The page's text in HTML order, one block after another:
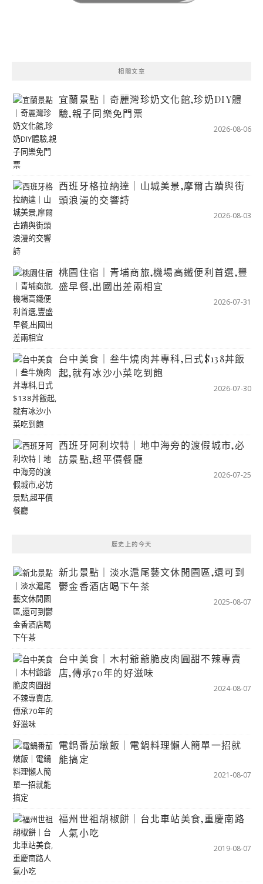
相關文章
宜蘭景點｜奇麗灣珍奶文化館,珍奶DIY體
驗,親子同樂免門票
2026-08-06
西班牙格拉納達｜山城美景,摩爾古蹟與街
頭浪漫的交響詩
2026-08-03
桃園住宿｜青埔商旅,機場高鐵便利首選,豐
盛早餐,出國出差兩相宜
2026-07-31
台中美食｜叁牛燒肉丼專科,日式$138丼飯
起,就有冰沙小菜吃到飽
2026-07-30
西班牙阿利坎特｜地中海旁的渡假城市,必
訪景點,超平價餐廳
2026-07-25
歷史上的今天
新北景點｜淡水滬尾藝文休閒園區,還可到
鬱金香酒店喝下午茶
2025-08-07
台中美食｜木村爺爺脆皮肉圓甜不辣專賣
店,傳承70年的好滋味
2024-08-07
電鍋番茄燉飯｜電鍋料理懶人簡單一招就
能搞定
2021-08-07
福州世祖胡椒餅｜台北車站美食,重慶南路
人氣小吃
2019-08-07